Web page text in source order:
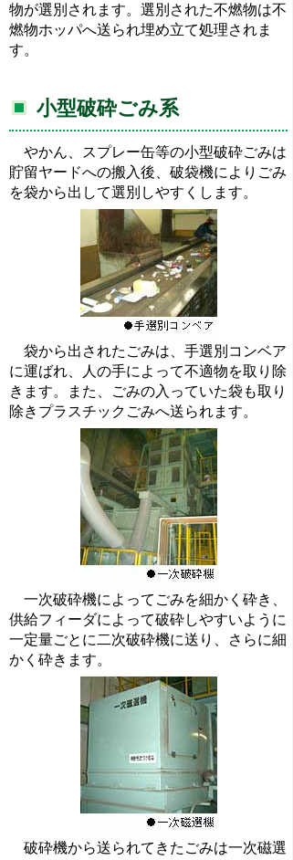
物が選別されます。選別された不燃物は不
燃物ホッパへ送られ埋め立て処理されま
す。
小型破砕ごみ系
やかん、スプレー缶等の小型破砕ごみは
貯留ヤードへの搬入後、破袋機によりごみ
を袋から出して選別しやすくします。
袋から出されたごみは、手選別コンベア
に運ばれ、人の手によって不適物を取り除
きます。また、ごみの入っていた袋も取り
除きプラスチックごみへ送られます。
一次破砕機によってごみを細かく砕き、
供給フィーダによって破砕しやすいように
一定量ごとに二次破砕機に送り、さらに細
かく砕きます。
破砕機から送られてきたごみは一次磁選